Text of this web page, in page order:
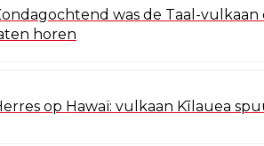
was de Taal-vulkaan
horen
op Hawaï: vulkaan Kīlauea